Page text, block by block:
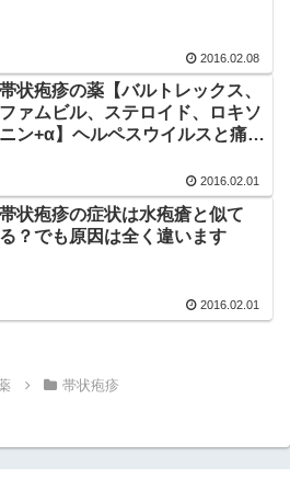
2016.02.08
帯状疱疹の薬【バルトレックス、
ファムビル、ステロイド、ロキソ
ニン+α】ヘルペスウイルスと痛み
2016.02.01
帯状疱疹の症状は水疱瘡と似て
る？でも原因は全く違います
2016.02.01
帯状疱疹